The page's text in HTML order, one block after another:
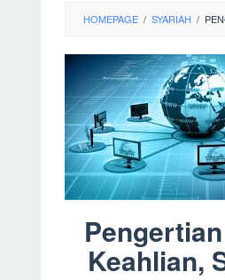
HOMEPAGE / SYARIAH /
Keahlian,